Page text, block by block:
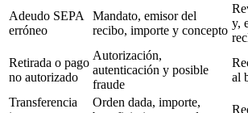
Adeudo SEPA
erróneo
Mandato, emisor del
recibo, importe y concepto
y,
Retirada o pago
no autorizado
Autorización,
autenticación y posible
fraude
al
Transferencia
Orden dada, importe,